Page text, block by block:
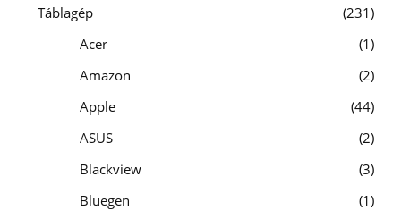
Táblagép
231
Acer
1
Amazon
2
Apple
44
ASUS
2
Blackview
3
Bluegen
1